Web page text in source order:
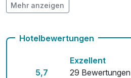
Auch vegetarische Speisen
Zimmerservice verfügbar
Mehr anzeigen
Hotelbewertungen
5,7
Exzellent
29 Bewertungen